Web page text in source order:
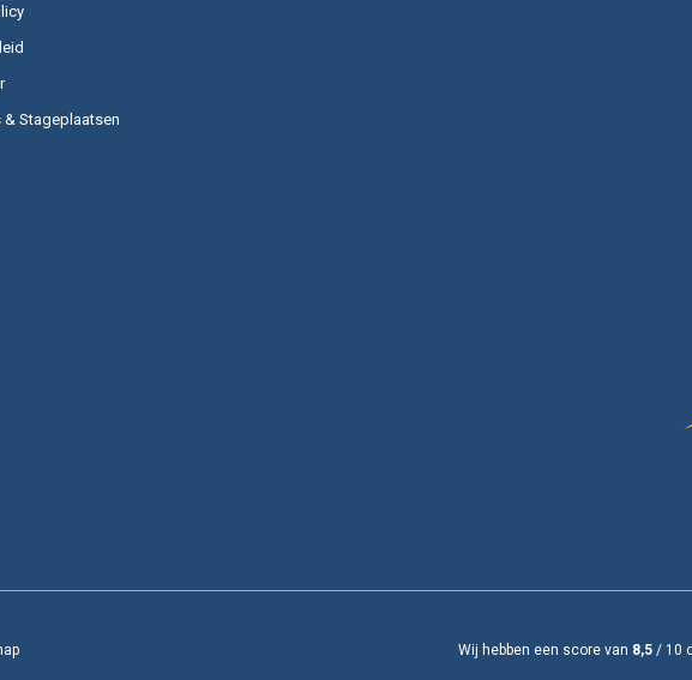
& Stageplaatsen
Wij hebben een score van 8,5 / 10